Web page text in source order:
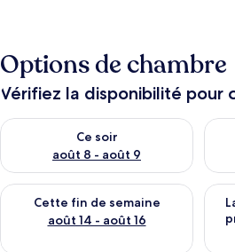
Options de chambre
Vérifiez la disponibilité pour
Ce soir
août 8 - août 9
Vérifier la disponibilité pour ce soir
Cette fin de semaine
août 14 - août 16
Vérifier la disponibilité pour cette